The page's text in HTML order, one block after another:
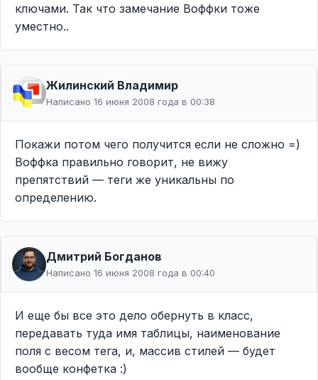
ключами. Так что замечание Воффки тоже
уместно..
Жилинcкий Владимир
Написано 16 июня 2008 года в 00:38
Покажи потом чего получится если не сложно =)
Воффка правильно говорит, не вижу
препятствий — теги же уникальны по
определению.
Дмитрий Богданов
Написано 16 июня 2008 года в 00:40
И еще бы все это дело обернуть в класс,
передавать туда имя таблицы, наименование
поля с весом тега, и, массив стилей — будет
вообще конфетка :)